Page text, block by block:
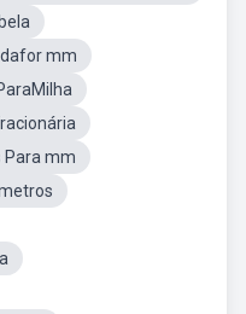
mm
Para mm